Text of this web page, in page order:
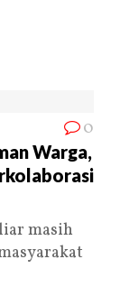
0
Warga,
masih